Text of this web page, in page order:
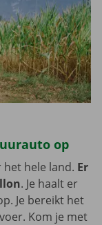
op
hele land. Er
. Je haalt er
Je bereikt het
Kom je met